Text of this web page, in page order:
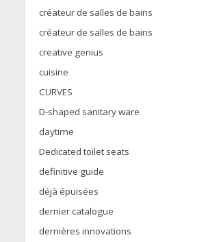
créateur de salles de bains
créateur de salles de bains
creative genius
cuisine
CURVES
D-shaped sanitary ware
daytime
Dedicated toilet seats
definitive guide
déjà épuisées
dernier catalogue
dernières innovations